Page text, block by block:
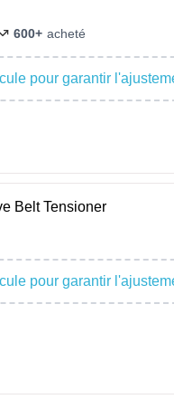
600+ acheté
pour garantir
Belt Tensioner
pour garantir